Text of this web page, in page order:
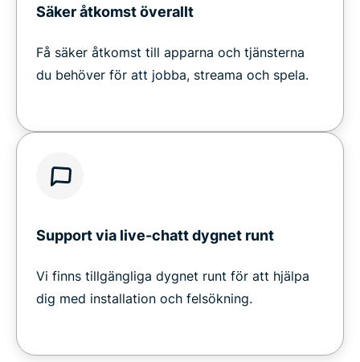
Säker åtkomst överallt
Få säker åtkomst till apparna och tjänsterna
du behöver för att jobba, streama och spela.
Support via live-chatt dygnet runt
Vi finns tillgängliga dygnet runt för att hjälpa
dig med installation och felsökning.